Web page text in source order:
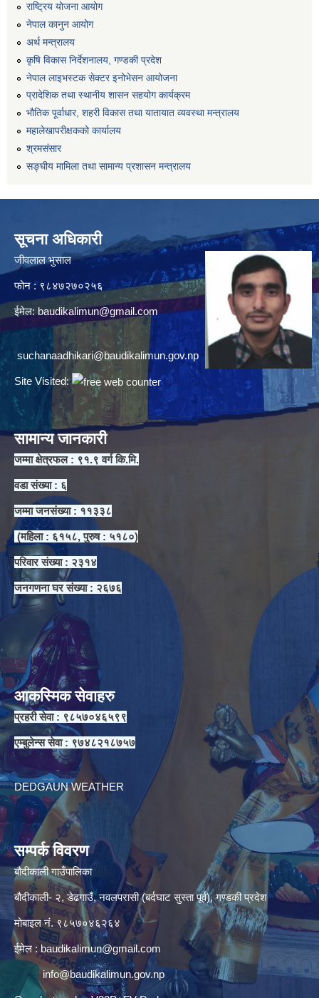
राष्ट्रिय योजना आयोग
नेपाल कानुन आयोग
अर्थ मन्त्रालय
कृषि विकास निर्देशनालय, गण्डकी प्रदेश
नेपाल लाइभस्टक सेक्टर इनोभेसन आयोजना
प्रादेशिक तथा स्थानीय शासन सहयोग कार्यक्रम
भौतिक पूर्वाधार, शहरी विकास तथा यातायात व्यवस्था मन्त्रालय
महालेखापरीक्षकको कार्यालय
श्रमसंसार
सङ्घीय मामिला तथा सामान्य प्रशासन मन्त्रालय
सूचना अधिकारी
जीवलाल भुसाल
फोन : ९८४७२७०२५६
ईमेल: baudikalimun@gmail.com
suchanaadhikari@baudikalimun.gov.np
Site Visited:
सामान्य जानकारी
जम्मा क्षेत्रफल : ९१.९ वर्ग कि.मि.
वडा संख्या : ६
जम्मा जनसंख्या : ११३३८
(महिला : ६१५८, पुरुष : ५१८०)
परिवार संख्या : २३१४
जनगणना घर संख्या : २६७६
आकस्मिक सेवाहरु
प्रहरी सेवा : ९८५७०४६५९९
एम्बुलेन्स सेवा : ९७४८२१८७५७
DEDGAUN WEATHER
सम्पर्क विवरण
बौदीकाली गाउँपालिका
बौदीकाली- २, डेढगाउँ, नवलपरासी (बर्दघाट सुस्ता पूर्व), गण्डकी प्रदेश
मोबाइल नं. ९८५७०४६२६४
ईमेल : baudikalimun@gmail.com
info@baudikalimun.gov.np